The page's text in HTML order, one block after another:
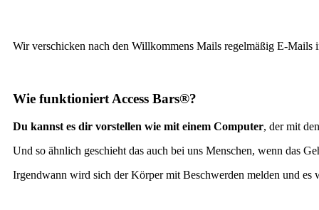
Wir verschicken nach den Willkommens Mails regelmäßig E-
Wie funktioniert Access Bars®?
Du kannst es dir vorstellen wie mit einem Computer, der mit
Und so ähnlich geschieht das auch bei uns Menschen, wenn das
Irgendwann wird sich der Körper mit Beschwerden melden und